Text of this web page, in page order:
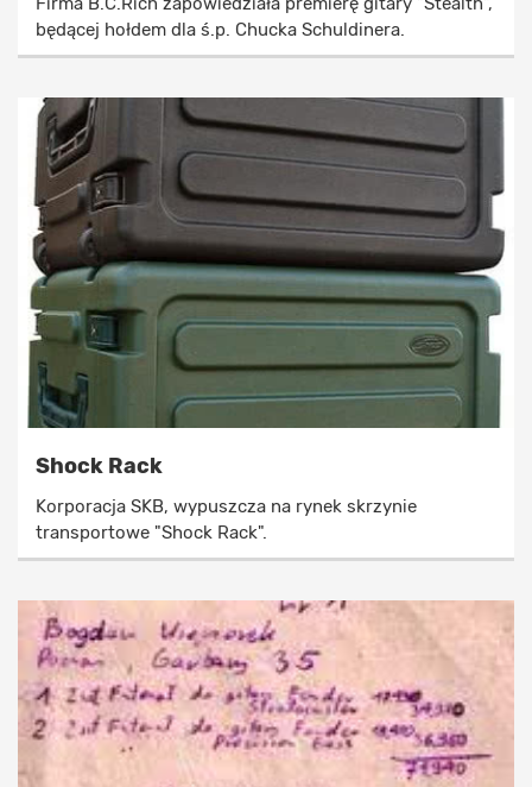
będącej hołdem dla ś.p. Chucka Schuldinera.
Shock Rack
Korporacja SKB, wypuszcza na rynek skrzynie
transportowe "Shock Rack".